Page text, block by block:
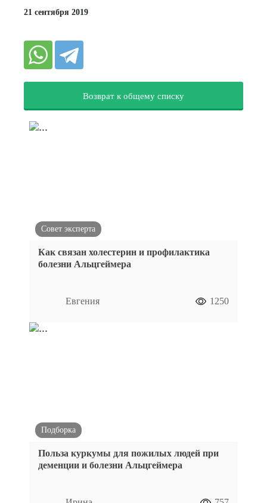
21 сентября 2019
Возврат к общему списку
Совет эксперта
Как связан холестерин и профилактика
болезни Альцгеймера
Евгения 1250
Подборка
Польза куркумы для пожилых людей при
деменции и болезни Альцгеймера